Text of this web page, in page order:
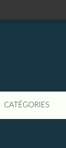
CATÉGORIES